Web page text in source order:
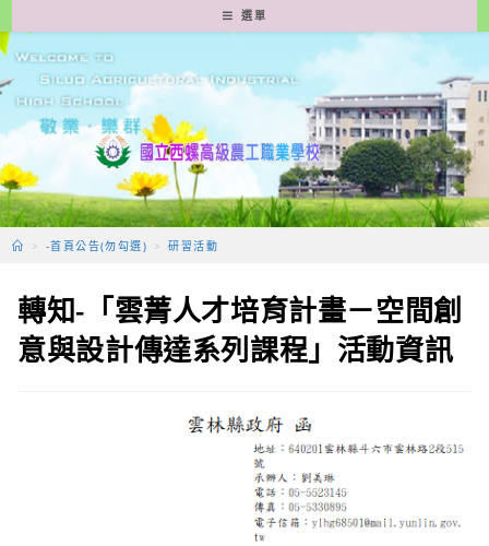
轉
至
要
容
選單
> -首頁公告(勿勾選) > 研習活動
轉知-「雲菁人才培育計畫－空間創
意與設計傳達系列課程」活動資訊